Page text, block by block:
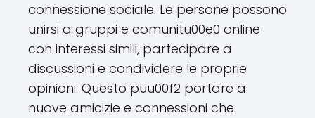
connessione sociale. Le persone possono
unirsi a gruppi e comunitu00e0 online
con interessi simili, partecipare a
discussioni e condividere le proprie
opinioni. Questo puu00f2 portare a
nuove amicizie e connessioni che